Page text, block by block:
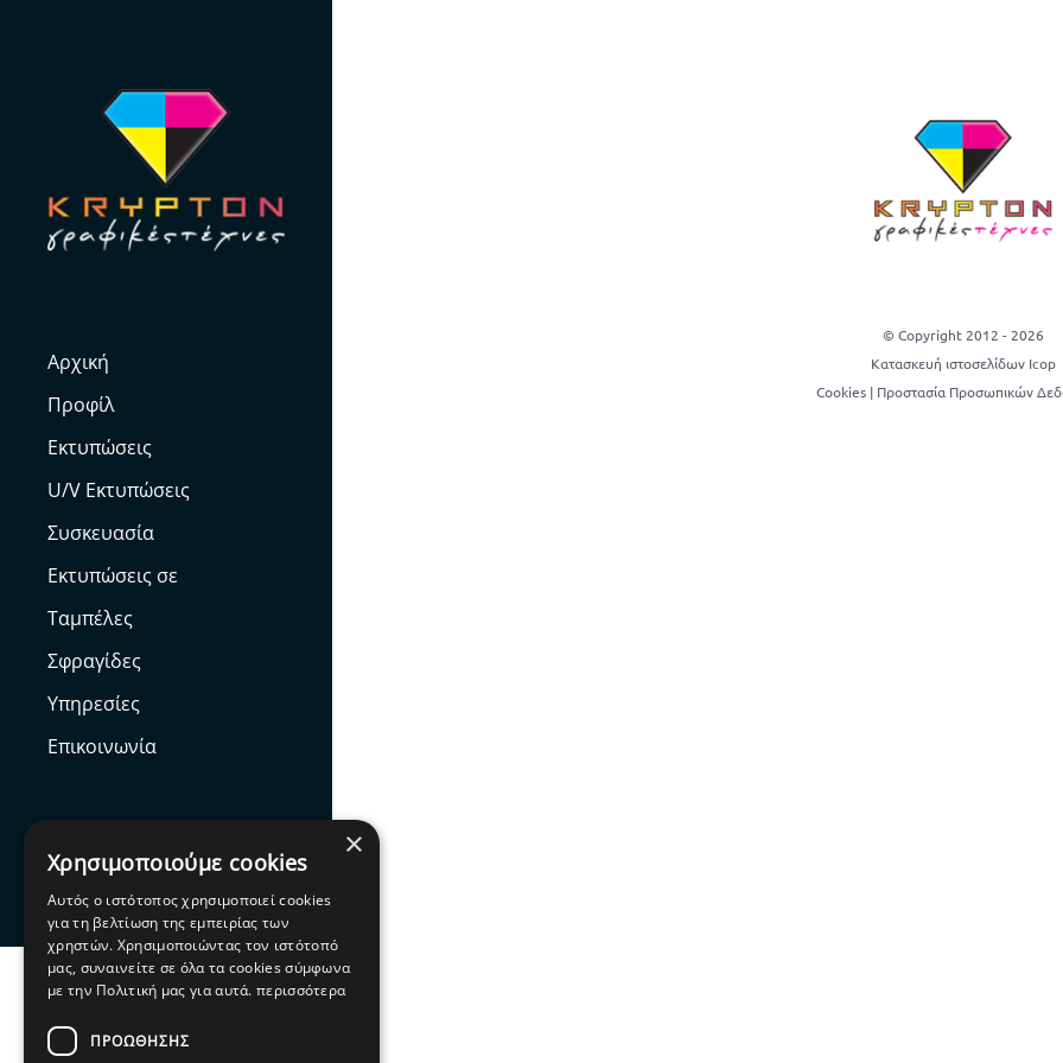
Αρχική
Προφίλ
Εκτυπώσεις
U/V Εκτυπώσεις
Συσκευασία
Εκτυπώσεις σε
Ταμπέλες
Σφραγίδες
Υπηρεσίες
Επικοινωνία
Facebook
© Copyright 2012 - 2026
Κατασκευή ιστοσελίδων Icop
Cookies| Προστασία Προσωπικών
×
Χρησιμοποιούμε cookies
Αυτός ο ιστότοπος χρησιμοποιεί cookies
για τη βελτίωση της εμπειρίας των
χρηστών. Χρησιμοποιώντας τον ιστότοπό
μας, συναινείτε σε όλα τα cookies σύμφωνα
με την Πολιτική μας για αυτά. περισσότερα
ΠΡΟΩΘΗΣΗΣ